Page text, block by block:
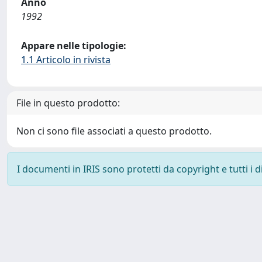
1992
Appare nelle tipologie:
1.1 Articolo in rivista
File in questo prodotto:
Non ci sono file associati a questo prodotto.
I documenti in IRIS sono protetti da copyright e tutti i